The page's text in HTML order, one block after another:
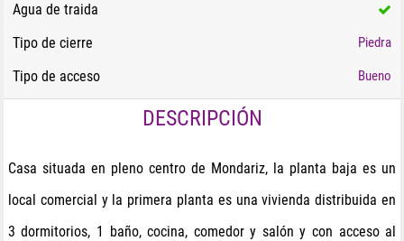
Agua de traida
Tipo de cierre
Piedra
Tipo de acceso Bueno
DESCRIPCIÓN
Casa situada en pleno centro de Mondariz, la planta baja es un
local comercial y la primera planta es una vivienda distribuida en
3 dormitorios, 1 baño, cocina, comedor y salón y con acceso al